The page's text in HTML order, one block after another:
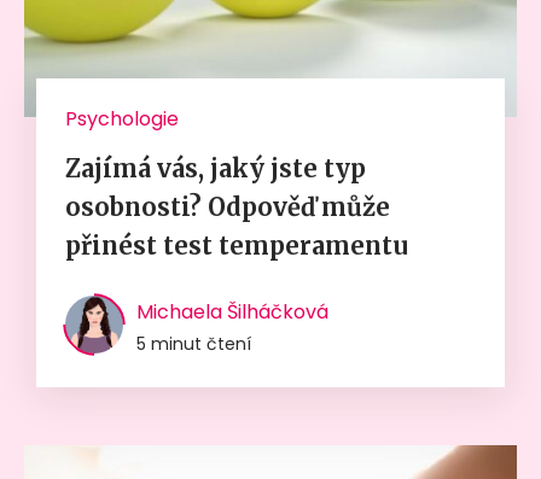
Psychologie
Zajímá vás, jaký jste typ
osobnosti? Odpověď může
přinést test temperamentu
Michaela Šilháčková
5 minut čtení